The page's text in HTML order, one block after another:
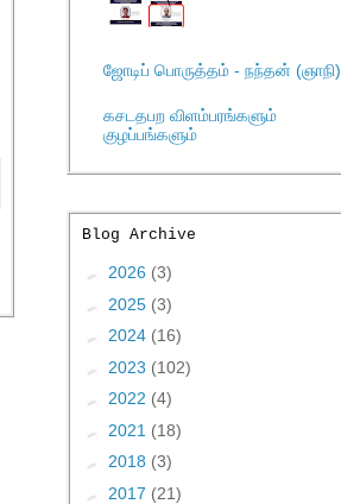
ஜோடிப் பொருத்தம் - நந்தன் (ஞாநி)
கசடதபற விளம்பரங்களும்
குழப்பங்களும்
Blog Archive
► 2026 (3)
► 2025 (3)
► 2024 (16)
► 2023 (102)
► 2022 (4)
► 2021 (18)
► 2018 (3)
► 2017 (21)